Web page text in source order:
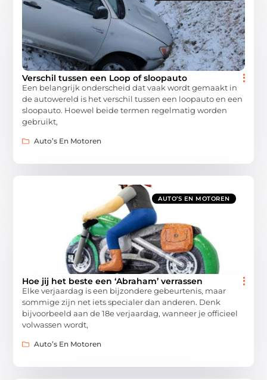
Verschil tussen een Loop of sloopauto
Een belangrijk onderscheid dat vaak wordt gemaakt in
de autowereld is het verschil tussen een loopauto en een
sloopauto. Hoewel beide termen regelmatig worden
gebruikt,
Auto’s En Motoren
AUTO’S EN MOTOREN
Hoe jij het beste een ‘Abraham’ verrassen
Elke verjaardag is een bijzondere gebeurtenis, maar
sommige zijn net iets specialer dan anderen. Denk
bijvoorbeeld aan de 18e verjaardag, wanneer je officieel
volwassen wordt,
Auto’s En Motoren